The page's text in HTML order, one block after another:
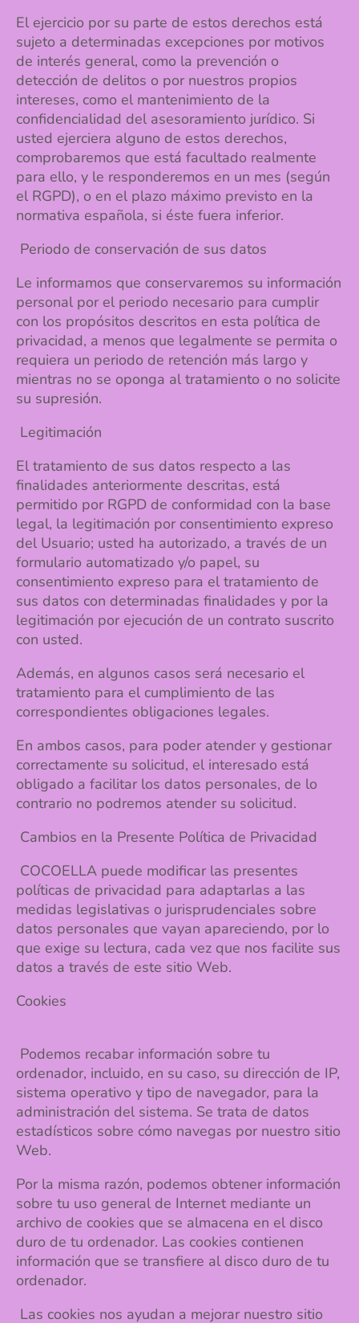
El ejercicio por su parte de estos derechos está
sujeto a determinadas excepciones por motivos
de interés general, como la prevención o
detección de delitos o por nuestros propios
intereses, como el mantenimiento de la
confidencialidad del asesoramiento jurídico. Si
usted ejerciera alguno de estos derechos,
comprobaremos que está facultado realmente
para ello, y le responderemos en un mes (según
el RGPD), o en el plazo máximo previsto en la
normativa española, si éste fuera inferior.
Periodo de conservación de sus datos
Le informamos que conservaremos su información
personal por el periodo necesario para cumplir
con los propósitos descritos en esta política de
privacidad, a menos que legalmente se permita o
requiera un periodo de retención más largo y
mientras no se oponga al tratamiento o no solicite
su supresión.
Legitimación
El tratamiento de sus datos respecto a las
finalidades anteriormente descritas, está
permitido por RGPD de conformidad con la base
legal, la legitimación por consentimiento expreso
del Usuario; usted ha autorizado, a través de un
formulario automatizado y/o papel, su
consentimiento expreso para el tratamiento de
sus datos con determinadas finalidades y por la
legitimación por ejecución de un contrato suscrito
con usted.
Además, en algunos casos será necesario el
tratamiento para el cumplimiento de las
correspondientes obligaciones legales.
En ambos casos, para poder atender y gestionar
correctamente su solicitud, el interesado está
obligado a facilitar los datos personales, de lo
contrario no podremos atender su solicitud.
Cambios en la Presente Política de Privacidad
COCOELLA puede modificar las presentes
políticas de privacidad para adaptarlas a las
medidas legislativas o jurisprudenciales sobre
datos personales que vayan apareciendo, por lo
que exige su lectura, cada vez que nos facilite sus
datos a través de este sitio Web.
Cookies
Podemos recabar información sobre tu
ordenador, incluido, en su caso, su dirección de IP,
sistema operativo y tipo de navegador, para la
administración del sistema. Se trata de datos
estadísticos sobre cómo navegas por nuestro sitio
Web.
Por la misma razón, podemos obtener información
sobre tu uso general de Internet mediante un
archivo de cookies que se almacena en el disco
duro de tu ordenador. Las cookies contienen
información que se transfiere al disco duro de tu
ordenador.
Las cookies nos ayudan a mejorar nuestro sitio